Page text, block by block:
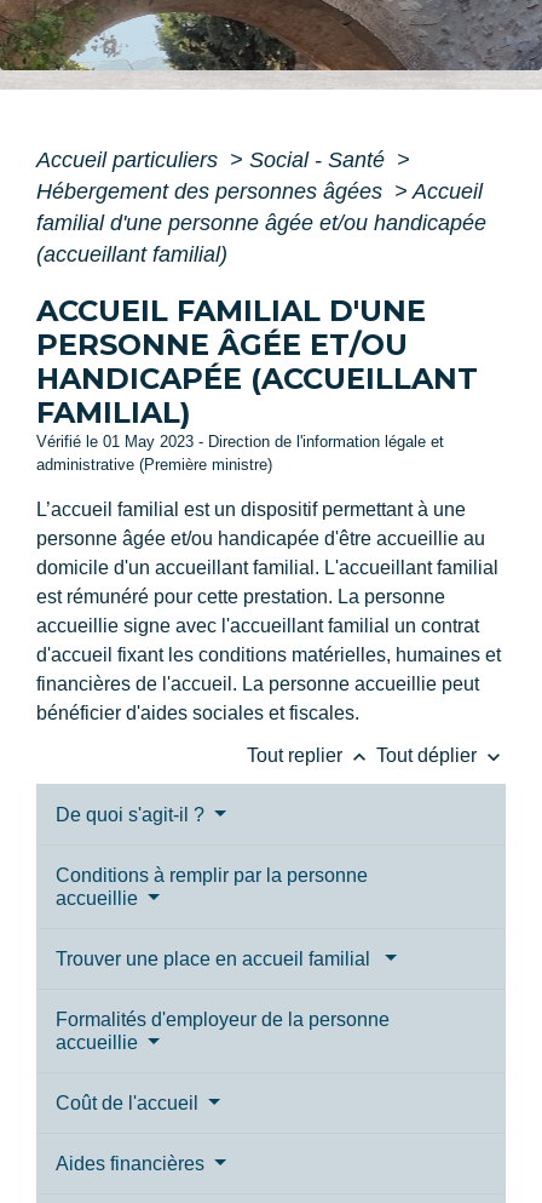
Accueil particuliers > Social - Santé >
Hébergement des personnes âgées > Accueil
familial d'une personne âgée et/ou handicapée
(accueillant familial)
ACCUEIL FAMILIAL D'UNE
PERSONNE ÂGÉE ET/OU
HANDICAPÉE (ACCUEILLANT
FAMILIAL)
Vérifié le 01 May 2023 - Direction de l'information légale et
administrative (Première ministre)
L’accueil familial est un dispositif permettant à une
personne âgée et/ou handicapée d'être accueillie au
domicile d'un accueillant familial. L'accueillant familial
est rémunéré pour cette prestation. La personne
accueillie signe avec l'accueillant familial un contrat
d'accueil fixant les conditions matérielles, humaines et
financières de l'accueil. La personne accueillie peut
bénéficier d'aides sociales et fiscales.
Tout replier keyboard_arrow_up Tout déplier keyboard_arrow_down
De quoi s'agit-il ?
Conditions à remplir par la personne
accueillie
Trouver une place en accueil familial
Formalités d'employeur de la personne
accueillie
Coût de l'accueil
Aides financières